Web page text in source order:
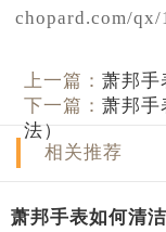
chopard.com/
上一篇：萧邦手
下一篇：萧邦手
法）
相关推荐
萧邦手表如何清